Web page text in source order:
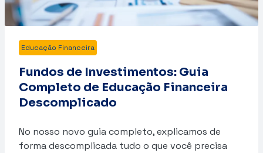
Educação Financeira
Fundos de Investimentos: Guia
Completo de Educação Financeira
Descomplicado
No nosso novo guia completo, explicamos de
forma descomplicada tudo o que você precisa